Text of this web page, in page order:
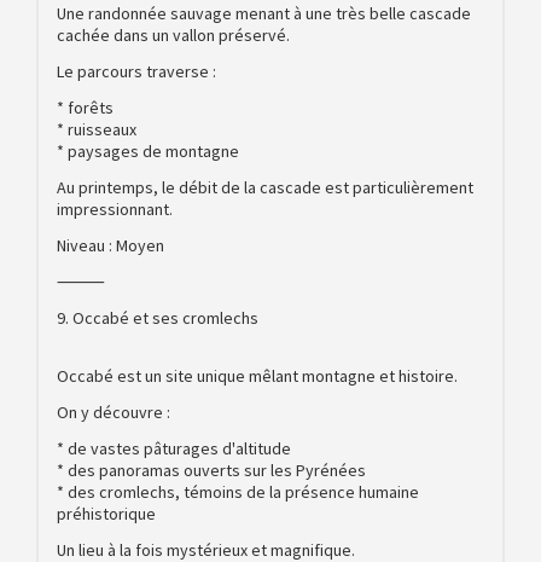
Une randonnée sauvage menant à une très belle cascade
cachée dans un vallon préservé.
Le parcours traverse :
* forêts
* ruisseaux
* paysages de montagne
Au printemps, le débit de la cascade est particulièrement
impressionnant.
Niveau : Moyen
⸻
9. Occabé et ses cromlechs
Occabé est un site unique mêlant montagne et histoire.
On y découvre :
* de vastes pâturages d'altitude
* des panoramas ouverts sur les Pyrénées
* des cromlechs, témoins de la présence humaine
préhistorique
Un lieu à la fois mystérieux et magnifique.